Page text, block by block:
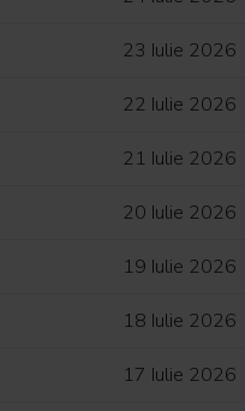
23 Iulie 2026
22 Iulie 2026
21 Iulie 2026
20 Iulie 2026
19 Iulie 2026
18 Iulie 2026
17 Iulie 2026